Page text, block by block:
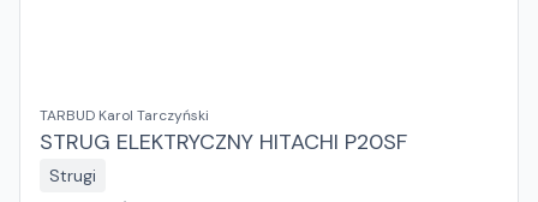
TARBUD Karol Tarczyński
STRUG ELEKTRYCZNY HITACHI P20SF
Strugi